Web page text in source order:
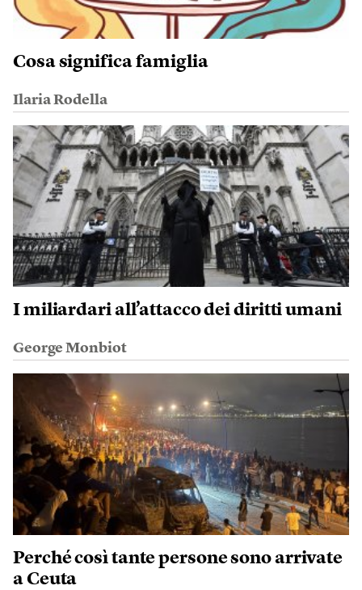
Cosa significa famiglia
Ilaria Rodella
I miliardari all’attacco dei diritti umani
George Monbiot
Perché così tante persone sono arrivate
a Ceuta